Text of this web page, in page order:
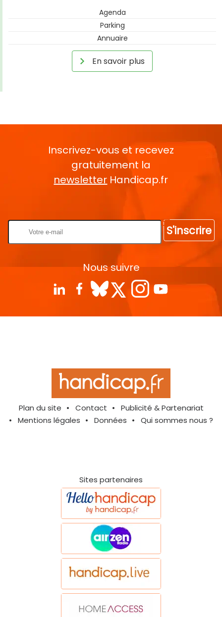
Agenda
Parking
Annuaire
En savoir plus
Inscrivez-vous et recevez
gratuitement la
newsletter Handicap.fr
S'inscrire
Nous suivre
Plan du site Contact
Publicité & Partenariat
Mentions légales
Données Qui sommes nous ?
Sites partenaires